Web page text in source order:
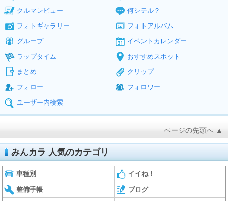
クルマレビュー
何シテル？
フォトギャラリー
フォトアルバム
グループ
イベントカレンダー
ラップタイム
おすすめスポット
まとめ
クリップ
フォロー
フォロワー
ユーザー内検索
ページの先頭へ ▲
みんカラ 人気のカテゴリ
車種別 イイね！
整備手帳 ブログ